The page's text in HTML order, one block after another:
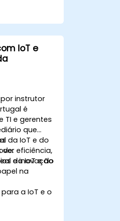
IoT e
instrutor
é
TI e gerentes
que
da IoT e do
eficiência,
e inovação
de:
da IoT e do
na
a IoT e o